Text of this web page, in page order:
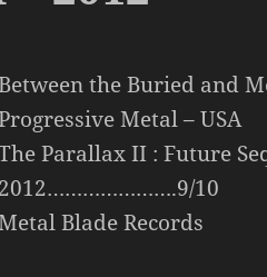
the Buried and
Metal – USA
Parallax II : Future
2012………………….9/10
Blade Records